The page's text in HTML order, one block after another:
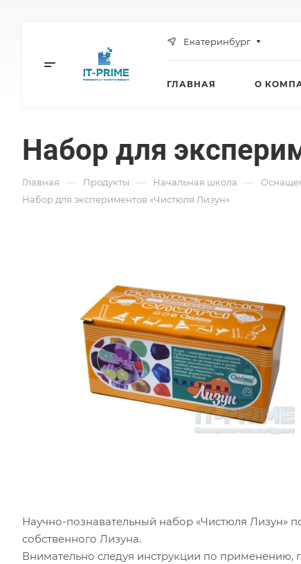
Екатеринбург
ГЛАВНАЯ О
Набор для
Главная — Продукты — Начальная школа —
Набор для экспериментов «Чистюля Лизун»
Научно-познавательный набор «Чистюля Лизун»
собственного Лизуна.
Внимательно следуя инструкции по